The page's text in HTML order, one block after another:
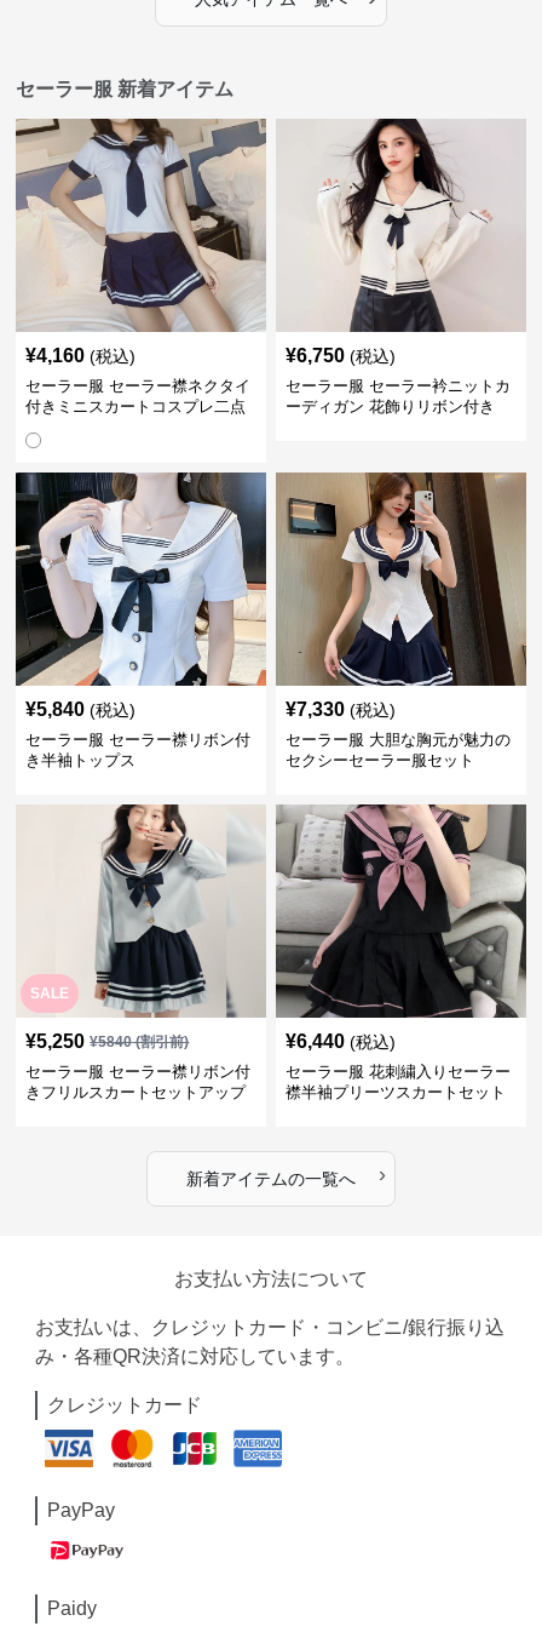
セーラー服 新着アイテム
¥4,160 (税込)
セーラー服 セーラー襟ネクタイ
付きミニスカートコスプレ二点
¥6,750 (税込)
セーラー服 セーラー衿ニットカ
ーディガン 花飾りリボン付き
¥5,840 (税込)
セーラー服 セーラー襟リボン付
き半袖トップス
¥7,330 (税込)
セーラー服 大胆な胸元が魅力の
セクシーセーラー服セット
SALE
¥5,250 ¥5840(割引前)
セーラー服 セーラー襟リボン付
きフリルスカートセットアップ
¥6,440 (税込)
セーラー服 花刺繍入りセーラー
襟半袖プリーツスカートセット
新着アイテムの一覧へ ›
お支払い方法について
お支払いは、クレジットカード・コンビニ/銀行振り込
み・各種QR決済に対応しています。
クレジットカード
PayPay
Paidy